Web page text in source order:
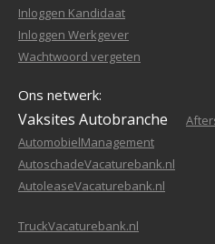
Inloggen Kandidaat
Inloggen Werkgever
Wachtwoord vergeten
Ons netwerk:
Vaksites Autobranche
AutomobielManagement
AutoschadeVacaturebank.nl
AutoleaseVacaturebank.nl
TruckVacaturebank.nl